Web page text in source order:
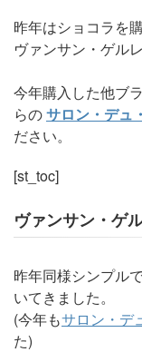
昨年はショコラを
ヴァンサン・ゲル
今年購入した他ブ
らのサロン・デュ
ださい。
[st_toc]
ヴァンサン・ゲ
昨年同様シンプル
いてきました。
(今年もサロン・デ
た)